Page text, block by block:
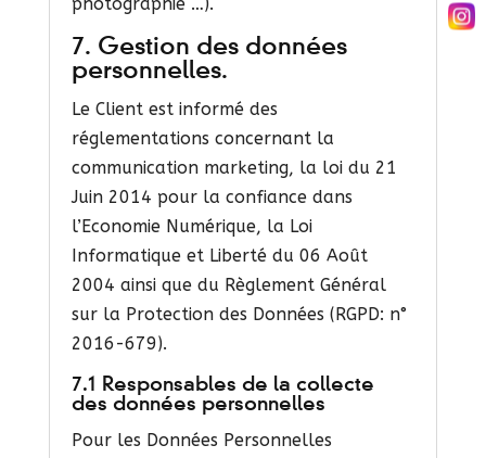
7. Gestion des données
personnelles.
Le Client est informé des
réglementations concernant la
communication marketing, la loi du 21
Juin 2014 pour la confiance dans
l’Economie Numérique, la Loi
Informatique et Liberté du 06 Août
2004 ainsi que du Règlement Général
sur la Protection des Données (RGPD: n°
2016-679).
7.1 Responsables de la collecte
des données personnelles
Pour les Données Personnelles